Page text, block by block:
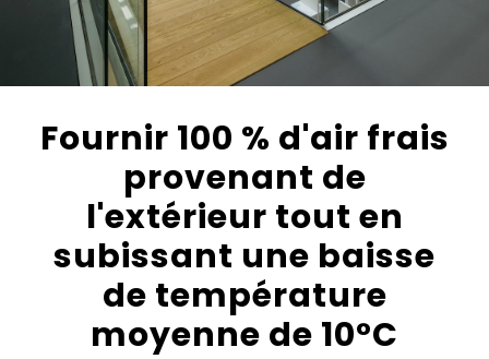
Fournir 100 % d'air frais
provenant de
l'extérieur tout en
subissant une baisse
de température
moyenne de 10°C